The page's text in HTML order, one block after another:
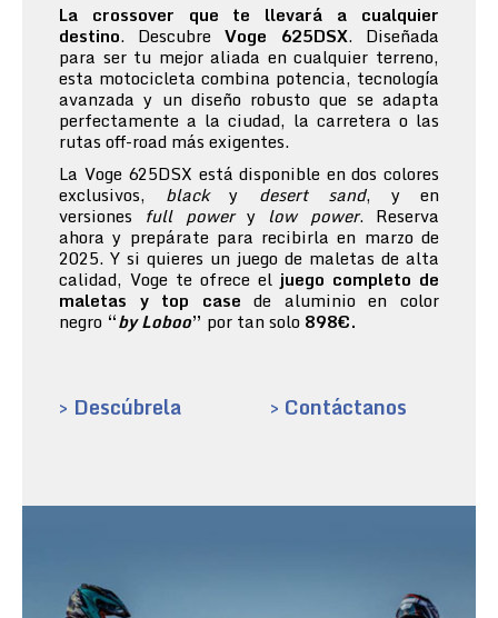
La crossover que te llevará a cualquier
destino. Descubre Voge 625DSX. Diseñada
para ser tu mejor aliada en cualquier terreno,
esta motocicleta combina potencia, tecnología
avanzada y un diseño robusto que se adapta
perfectamente a la ciudad, la carretera o las
rutas off-road más exigentes.
La Voge 625DSX está disponible en dos colores
exclusivos, blacky desert sand, y en
versiones full powery low power. Reserva
ahora y prepárate para recibirla en marzo de
2025. Y si quieres un juego de maletas de alta
calidad, Voge te ofrece el juego completo de
maletas y top case de aluminio en color
negro “by Loboo” por tan solo 898€.
> Descúbrela > Contáctanos